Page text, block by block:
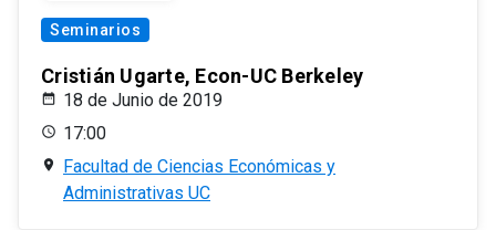
Seminarios
Cristián Ugarte, Econ-UC Berkeley
18 de Junio de 2019
17:00
Facultad de Ciencias Económicas y
Administrativas UC